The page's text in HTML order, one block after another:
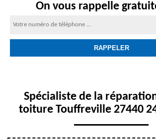
On vous rappelle
Spécialiste de la
toiture Touffreville 27440